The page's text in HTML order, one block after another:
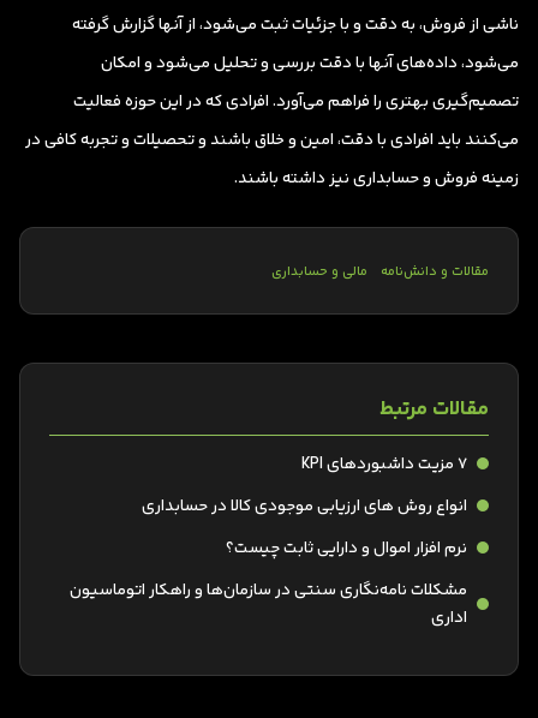
ناشی از فروش، به دقت و با جزئیات ثبت می‌شود، از آنها گزارش‌ گرفته
می‌شود، داده‌های آنها با دقت بررسی و تحلیل می‌شود و امکان
تصمیم‌گیری بهتری را فراهم می‌آورد. افرادی که در این حوزه فعالیت
می‌کنند باید افرادی با دقت، امین و خلاق باشند و تحصیلات و تجربه کافی در
زمینه فروش و حسابداری نیز داشته باشند.
مقالات و دانش‌نامه مالی و حسابداری
مقالات مرتبط
۷ مزیت داشبوردهای KPI
انواع روش های ارزیابی موجودی کالا در حسابداری
نرم افزار اموال و دارایی ثابت چیست؟
مشکلات نامه‌نگاری سنتی در سازمان‌ها و راهکار اتوماسیون
اداری